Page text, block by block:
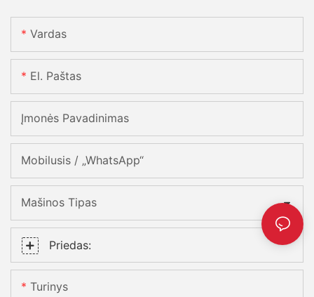
Vardas
El. Paštas
Įmonės Pavadinimas
Mobilusis / „WhatsApp“
Mašinos Tipas
Priedas:
Turinys